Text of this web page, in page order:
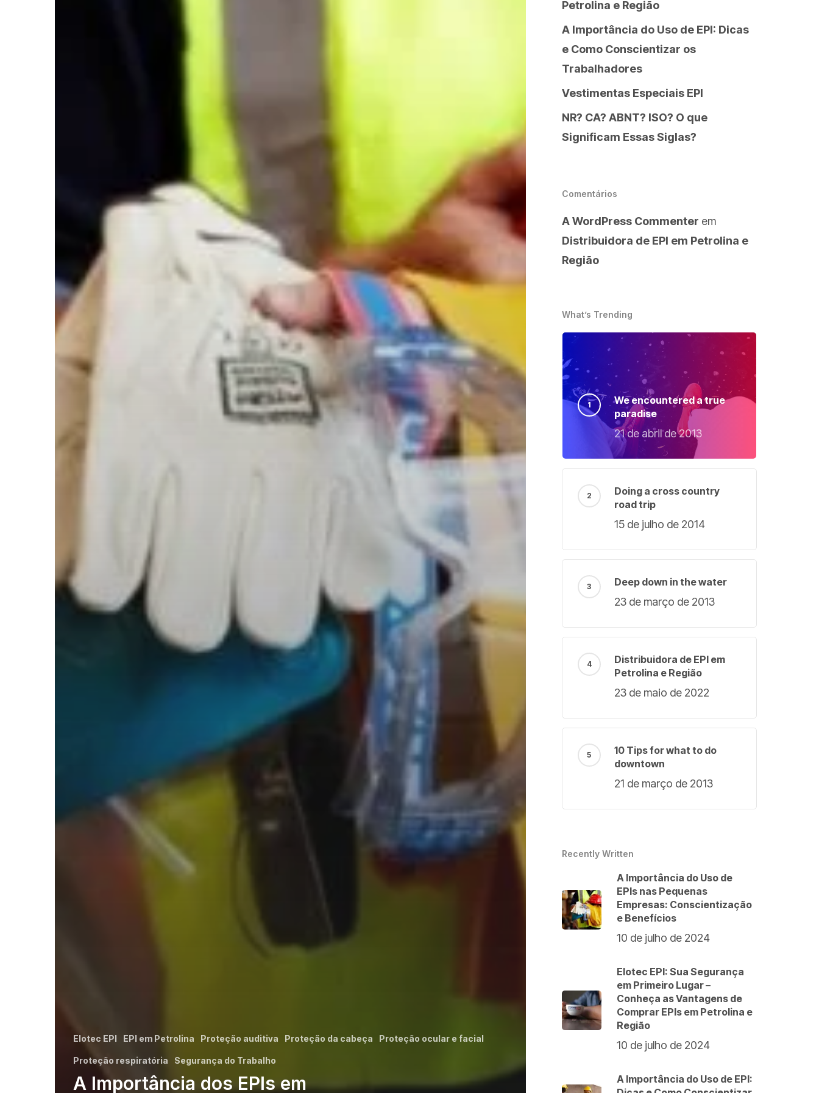
Elotec EPI EPI em Petrolina Proteção auditiva Proteção da cabeça Proteção ocular e facial
Proteção respiratória Segurança do Trabalho
A Importância dos EPIs em
Petrolina e Região
A Importância do Uso de EPI: Dicas
e Como Conscientizar os
Trabalhadores
Vestimentas Especiais EPI
NR? CA? ABNT? ISO? O que
Significam Essas Siglas?
Comentários
A WordPress Commenter em
Distribuidora de EPI em Petrolina e
Região
What’s Trending
We encountered a true
paradise
21 de abril de 2013
Doing a cross country
road trip
15 de julho de 2014
Deep down in the water
23 de março de 2013
Distribuidora de EPI em
Petrolina e Região
23 de maio de 2022
10 Tips for what to do
downtown
21 de março de 2013
Recently Written
A Importância do Uso de
EPIs nas Pequenas
Empresas: Conscientização
e Benefícios
10 de julho de 2024
Elotec EPI: Sua Segurança
em Primeiro Lugar –
Conheça as Vantagens de
Comprar EPIs em Petrolina e
Região
10 de julho de 2024
A Importância do Uso de EPI: